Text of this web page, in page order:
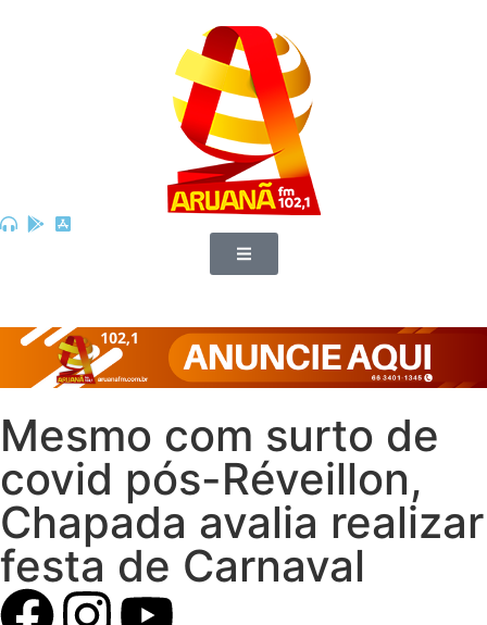
Mesmo com surto de
covid pós-Réveillon,
Chapada avalia realizar
festa de Carnaval